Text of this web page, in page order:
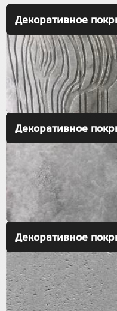
Декоративное
Декоративное
Декоративное